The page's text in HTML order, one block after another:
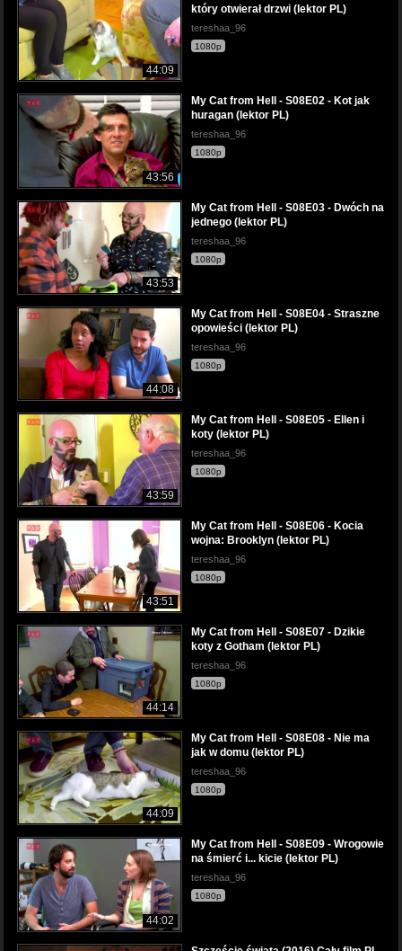
44:09
który otwierał drzwi (lektor PL)
tereshaa_96
1080p
43:56
My Cat from Hell - S08E02 - Kot jak
huragan (lektor PL)
tereshaa_96
1080p
43:53
My Cat from Hell - S08E03 - Dwóch na
jednego (lektor PL)
tereshaa_96
1080p
44:08
My Cat from Hell - S08E04 - Straszne
opowieści (lektor PL)
tereshaa_96
1080p
43:59
My Cat from Hell - S08E05 - Ellen i
koty (lektor PL)
tereshaa_96
1080p
43:51
My Cat from Hell - S08E06 - Kocia
wojna: Brooklyn (lektor PL)
tereshaa_96
1080p
44:14
My Cat from Hell - S08E07 - Dzikie
koty z Gotham (lektor PL)
tereshaa_96
1080p
44:09
My Cat from Hell - S08E08 - Nie ma
jak w domu (lektor PL)
tereshaa_96
1080p
44:02
My Cat from Hell - S08E09 - Wrogowie
na śmierć i... kicie (lektor PL)
tereshaa_96
1080p